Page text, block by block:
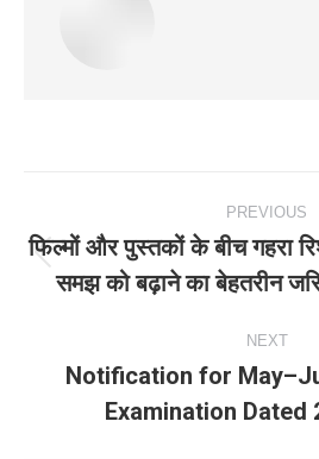
navigation
PREVIOUS
post:
फिल्मों और पुस्तकों के बीच गहरा
समझ को बढ़ाने का बेहतरीन
NEXT
Next
post:
Notification for
Examination Dated